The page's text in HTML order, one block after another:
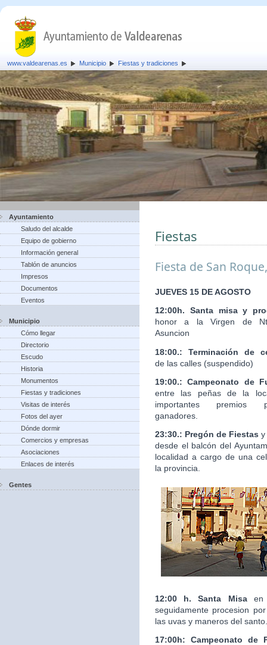
www.valdearenas.es Municipio Fiestas y tradiciones
Ayuntamiento
Saludo del alcalde
Equipo de gobierno
Información general
Tablón de anuncios
Impresos
Documentos
Eventos
Municipio
Cómo llegar
Directorio
Escudo
Historia
Monumentos
Fiestas y tradiciones
Visitas de interés
Fotos del ayer
Dónde dormir
Comercios y empresas
Asociaciones
Enlaces de interés
Gentes
Fiestas
Fiesta de San
JUEVES 15 DE AGOSTO
12:00h. Santa misa y
honor a la Virgen de
Asuncion
18:00.: Terminación de
de las calles (suspendido)
19:00.: Campeonato de
entre las peñas de la
importantes premios
ganadores.
23:30.: Pregón de Fiestas y
desde el balcón del
localidad a cargo de una
la provincia.
12:00 h. Santa Misaen
seguidamente procesion
las uvas y maneros del santo.
17:00h: Campeonato de